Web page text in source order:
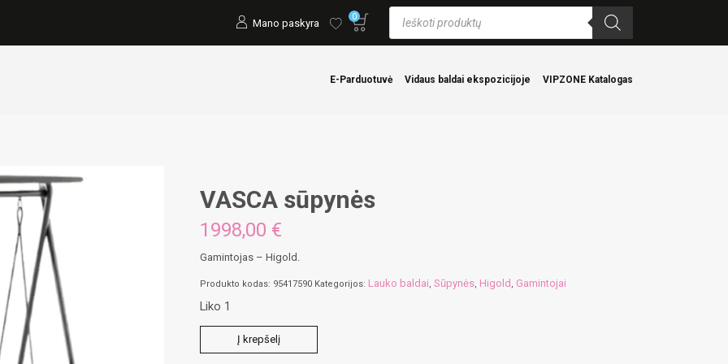
Mano paskyra 0
Products
search
E-Parduotuvė Vidaus baldai ekspozicijoje VIPZONE Katalogas
VASCA sūpynės
1998,00 €
Gamintojas – Higold.
Produkto kodas: 95417590 Kategorijos: Lauko baldai,Sūpynės, Higold , Gamintojai
Liko 1
produkto
kiekis:
Į krepšelį